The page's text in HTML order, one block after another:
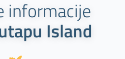
informacije
Island